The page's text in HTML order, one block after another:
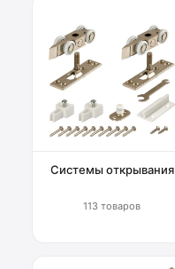
Системы открывания
113 товаров